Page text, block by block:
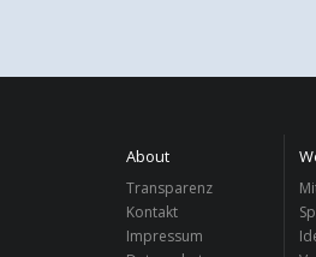
About
Transparenz
Kontakt
Impressum